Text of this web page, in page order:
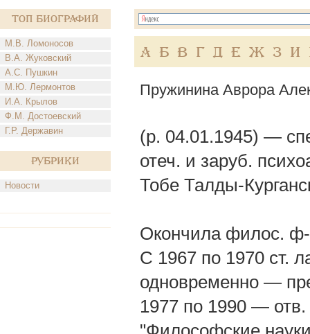
Топ Биографий
М.В. Ломоносов
В.А. Жуковский
А.С. Пушкин
М.Ю. Лермонтов
И.А. Крылов
Ф.М. Достоевский
Г.Р. Державин
Рубрики
Новости
А Б В Г Д Е Ж З И
Пружинина Аврора
(р. 04.01.1945) —
отеч. и заруб.
Тобе Талды-
Окончила филос.
С 1967 по 1970 ст.
одновременно —
1977 по 1990 — отв.